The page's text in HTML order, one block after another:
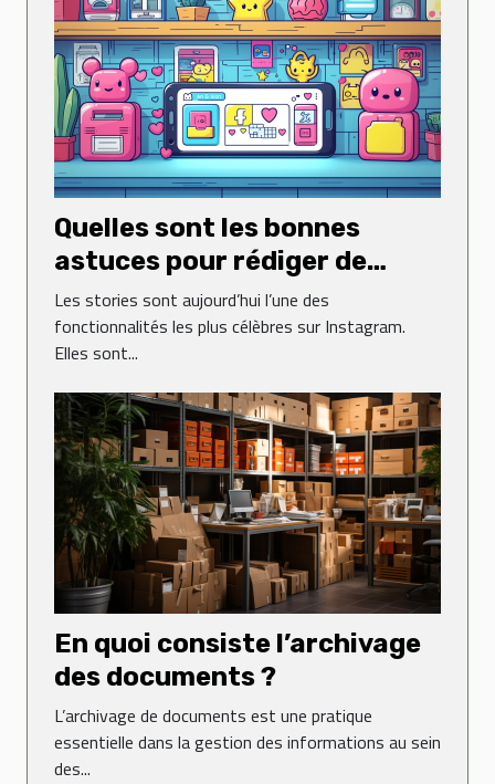
Quelles sont les bonnes
astuces pour rédiger de
jolies stories sur Instagram ?
Les stories sont aujourd’hui l’une des
fonctionnalités les plus célèbres sur Instagram.
Elles sont...
En quoi consiste l’archivage
des documents ?
L’archivage de documents est une pratique
essentielle dans la gestion des informations au sein
des...